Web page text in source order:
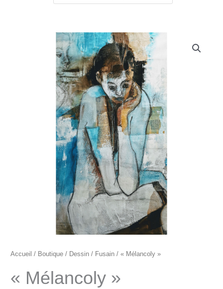
Accueil / Boutique / Dessin / Fusain / « Mélancoly »
« Mélancoly »